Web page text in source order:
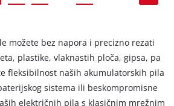
možete bez napora i precizno rezati
plastike, vlaknastih ploča, gipsa, pa
fleksibilnost naših akumulatorskih pila
sistema ili beskompromisne
električnih pila s klasičnim mrežnim